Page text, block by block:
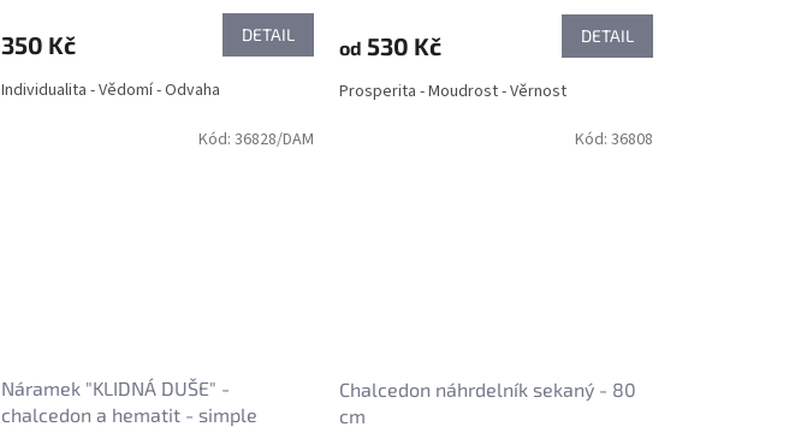
350 Kč DETAIL
Individualita - Vědomí - Odvaha
od 530 Kč DETAIL
Prosperita - Moudrost - Věrnost
Náramek "KLIDNÁ DUŠE" -
chalcedon a hematit - simple
Kód: 36828/DAM
Chalcedon náhrdelník sekaný - 80
cm
Kód: 36808